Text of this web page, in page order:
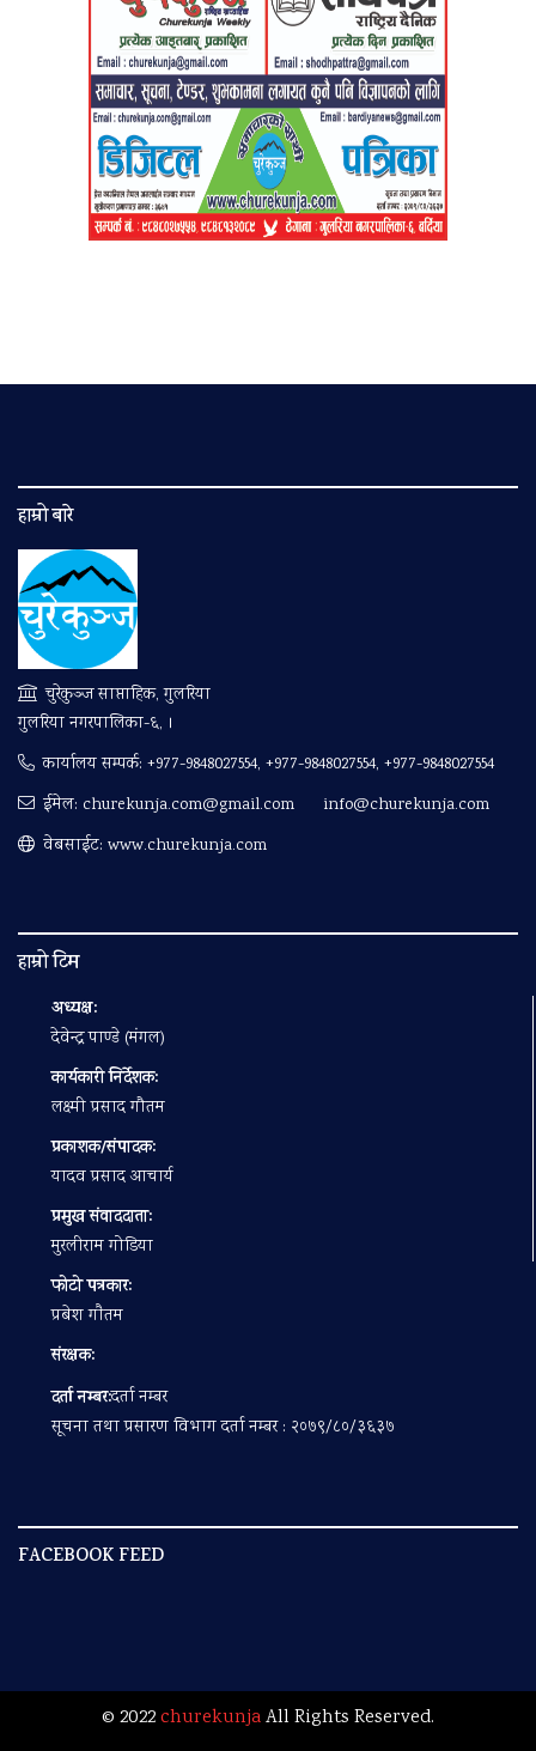
हाम्रो बारे
चुरेकुञ्ज साप्ताहिक, गुलरिया
गुलरिया नगरपालिका-६, ।
कार्यालय सम्पर्क: +977-9848027554, +977-9848027554, +977-9848027554
ईमेल: churekunja.com@gmail.com
info@churekunja.com
वेबसाईट: www.churekunja.com
हाम्रो टिम
अध्यक्ष:
देवेन्द्र पाण्डे (मंगल)
कार्यकारी निर्देशक:
लक्ष्मी प्रसाद गौतम
प्रकाशक/संपादक:
यादव प्रसाद आचार्य
प्रमुख संवाददाता:
मुरलीराम गोडिया
फोटो पत्रकार:
प्रबेश गाैतम
संरक्षक:
दर्ता नम्बर:दर्ता नम्बर
सूचना तथा प्रसारण विभाग दर्ता नम्बर : २०७९/८०/३६३७
FACEBOOK FEED
© 2022churekunjaAll Rights Reserved.